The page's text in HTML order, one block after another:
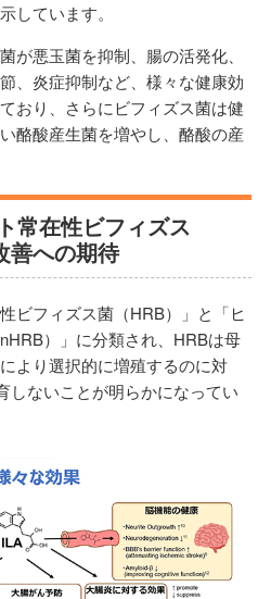
しています。
が悪玉菌を抑制、腸の活発化、
、炎症抑制など、様々な健康効
おり、さらにビフィズス菌は健
酪酸産生菌を増やし、酪酸の産
常在性ビフィズス
善への期待
ビフィズス菌（HRB）」と「ヒ
）」に分類され、HRBは母
より選択的に増殖するのに対
しないことが明らかになってい